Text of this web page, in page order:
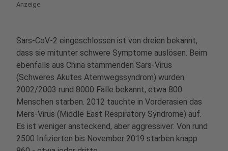
Anzeige
Sars-CoV-2 eingeschlossen ist von dreien bekannt,
dass sie mitunter schwere Symptome auslösen. Beim
ebenfalls aus China stammenden Sars-Virus
(Schweres Akutes Atemwegssyndrom) wurden
2002/2003 rund 8000 Fälle bekannt, etwa 800
Menschen starben. 2012 tauchte in Vorderasien das
Mers-Virus (Middle East Respiratory Syndrome) auf.
Es ist weniger ansteckend, aber aggressiver: Von rund
2500 Infizierten bis November 2019 starben knapp